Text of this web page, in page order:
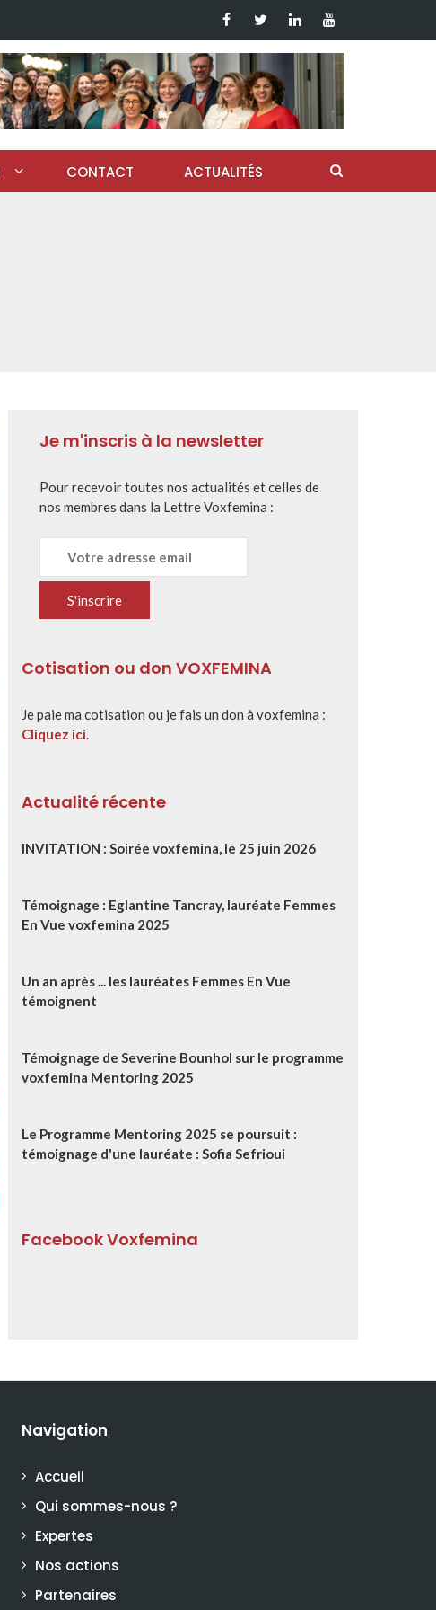
CONTACT ACTUALITÉS
Je m'inscris à la newsletter
Pour recevoir toutes nos actualités et celles de
nos membres dans la Lettre Voxfemina :
Cotisation ou don VOXFEMINA
Je paie ma cotisation ou je fais un don à voxfemina :
Cliquez ici.
Actualité récente
INVITATION : Soirée voxfemina, le 25 juin 2026
Témoignage : Eglantine Tancray, lauréate Femmes
En Vue voxfemina 2025
Un an après ... les lauréates Femmes En Vue
témoignent
Témoignage de Severine Bounhol sur le programme
voxfemina Mentoring 2025
Le Programme Mentoring 2025 se poursuit :
témoignage d'une lauréate : Sofia Sefrioui
Facebook Voxfemina
Navigation
Accueil
Qui sommes-nous ?
Expertes
Nos actions
Partenaires